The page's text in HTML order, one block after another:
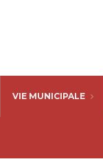
VIE MUNICIPALE